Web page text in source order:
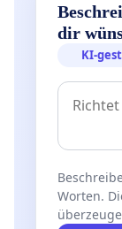
rein aus
–
„Für
vernünftigen
erforderlich
(Hirt/Maisack/
München 2007).
dir
KI-
Worten.